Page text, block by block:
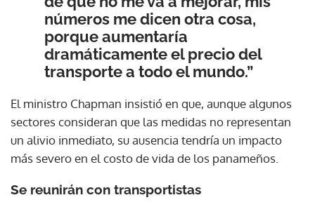
números me dicen otra cosa,
porque aumentaría
dramáticamente el precio del
transporte a todo el mundo.”
El ministro Chapman insistió en que, aunque algunos
sectores consideran que las medidas no representan
un alivio inmediato, su ausencia tendría un impacto
más severo en el costo de vida de los panameños.
Se reunirán con transportistas